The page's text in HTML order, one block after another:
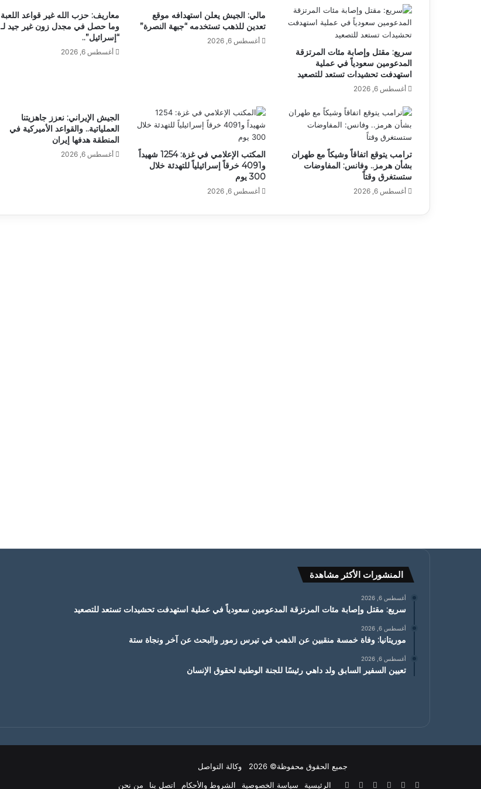
سريع: مقتل وإصابة مئات المرتزقة
المدعومين سعودياً في عملية
استهدفت تحشيدات تستعد للتصعيد
أغسطس 6, 2026
مالي: الجيش يعلن استهدافه موقع
تعدين للذهب تستخدمه “جبهة النصرة”
أغسطس 6, 2026
معاريف: حزب الله غير قواعد اللعبة
وما حصل في مجدل زون غير جيد لـ
“إسرائيل”..
أغسطس 6, 2026
ترامب يتوقع اتفاقاً وشيكاً مع طهران
بشأن هرمز.. وفانس: المفاوضات
ستستغرق وقتاً
أغسطس 6, 2026
المكتب الإعلامي في غزة: 1254 شهيداً
و4091 خرقاً إسرائيلياً للتهدئة خلال
300 يوم
أغسطس 6, 2026
الجيش الإيراني: نعزز جاهزيتنا
العملياتية.. والقواعد الأميركية في
المنطقة هدفها إيران
أغسطس 6, 2026
المنشورات الأكثر مشاهدة
أغسطس 6, 2026
سريع: مقتل وإصابة مئات المرتزقة المدعومين سعودياً في عملية استهدفت تحشيدات تستعد للتصعيد
أغسطس 6, 2026
موريتانيا: وفاة خمسة منقبين عن الذهب في تيرس زمور والبحث عن آخر ونجاة ستة
أغسطس 6, 2026
تعيين السفير السابق ولد داهي رئيسًا للجنة الوطنية لحقوق الإنسان
جميع الحقوق محفوظة© 2026 وكالة التواصل
الرئيسية
سياسة الخصوصية الشروط والأحكام اتصل بنا من نحن فيسبوك يوتيوبانستقرام
‫TikTokواتساب